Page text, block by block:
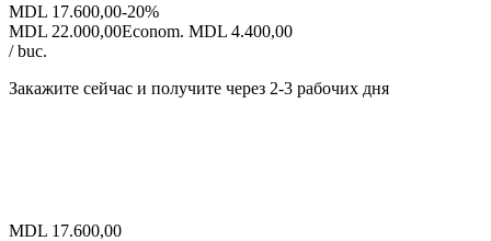
MDL 17.600,00-20%
MDL 22.000,00Econom. MDL 4.400,00
/ buc.
Закажите сейчас и получите через 2-3 рабочих дня
MDL 17.600,00